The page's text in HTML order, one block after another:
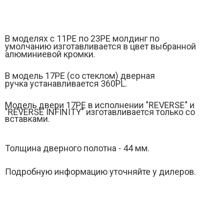
В моделях с 11РЕ по 23PE молдинг по
умолчанию изготавливается в цвет выбранной
алюминиевой кромки.
В модель 17PЕ (со стеклом) дверная
ручка устанавливается 360PL.
Модель двери 17РE в исполнении "REVERSE" и
"REVERSE INFINITY" изготавливается только со
вставками.
Толщина дверного полотна - 44 мм.
Подробную информацию уточняйте у дилеров.